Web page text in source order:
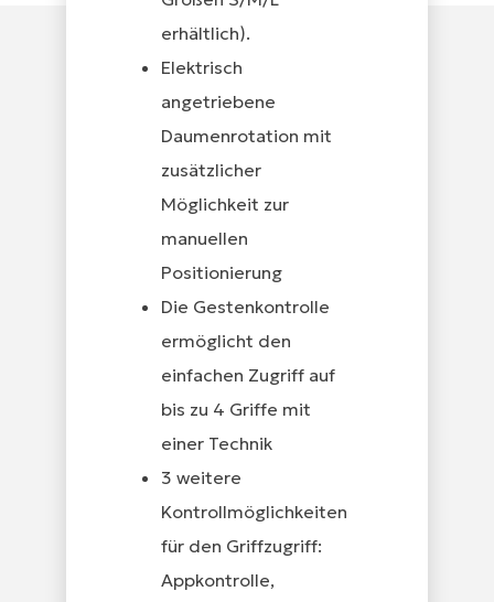
erhältlich).
Elektrisch
angetriebene
Daumenrotation mit
zusätzlicher
Möglichkeit zur
manuellen
Positionierung
Die Gestenkontrolle
ermöglicht den
einfachen Zugriff auf
bis zu 4 Griffe mit
einer Technik
3 weitere
Kontrollmöglichkeiten
für den Griffzugriff:
Appkontrolle,